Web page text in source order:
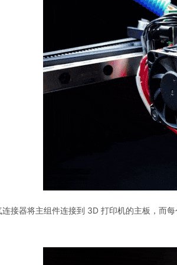
接器将主组件连接到 3D 打印机的主板，而